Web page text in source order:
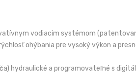
vodiacim systémom
ohýbania pre vysoký výkon a
hydraulické a programovateľné s